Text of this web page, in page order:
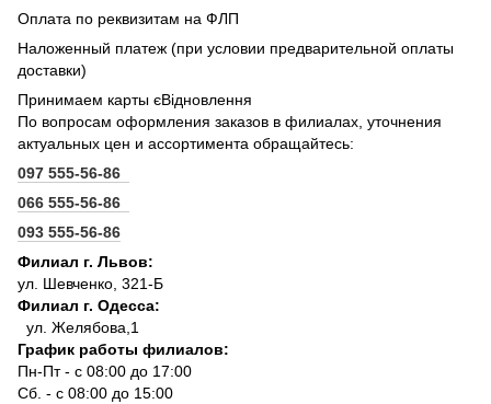
Оплата по реквизитам на ФЛП
Наложенный платеж (при условии предварительной оплаты
доставки)
Принимаем карты єВідновлення
По вопросам оформления заказов в филиалах, уточнения
актуальных цен и ассортимента обращайтесь:
097 555-56-86
066 555-56-86
093 555-56-86
Филиал г. Львов:
ул. Шевченко, 321-Б
Филиал г. Одесса:
ул. Желябова,1
График работы филиалов:
Пн-Пт - с 08:00 до 17:00
Сб. - с 08:00 до 15:00